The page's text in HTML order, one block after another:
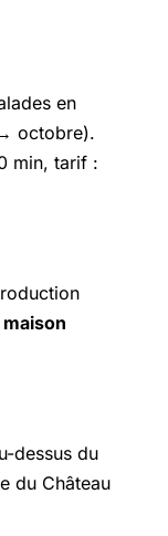
en
octobre).
min, tarif :
maison
dessus du
du Château